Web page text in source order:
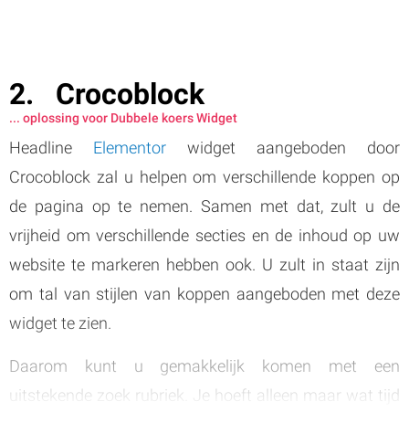
Crocoblock
... oplossing voor Dubbele koers Widget
Headline Elementor widget aangeboden door
Crocoblock zal u helpen om verschillende koppen op
de pagina op te nemen. Samen met dat, zult u de
vrijheid om verschillende secties en de inhoud op uw
website te markeren hebben ook. U zult in staat zijn
om tal van stijlen van koppen aangeboden met deze
widget te zien.
Daarom kunt u gemakkelijk komen met een
uitstekende zoek rubriek. Je hoeft alleen maar wat tijd